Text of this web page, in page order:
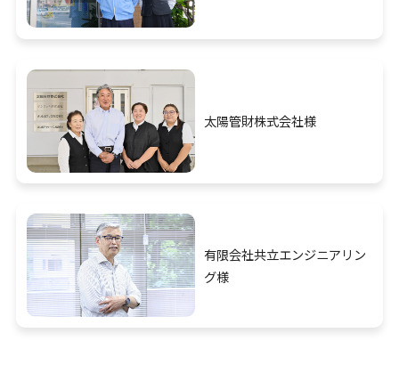
太陽管財株式会社様
有限会社共立エンジニアリン
グ様